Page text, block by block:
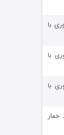
با
با
با
خمار